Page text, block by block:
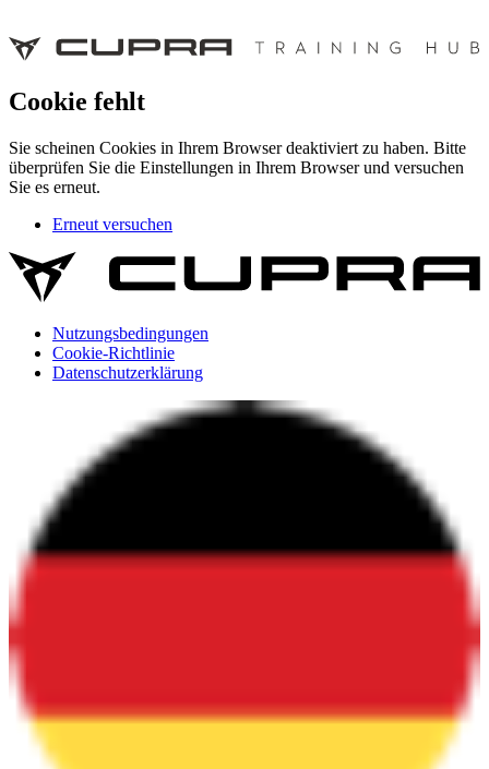
Cookie fehlt
Sie scheinen Cookies in Ihrem Browser deaktiviert zu haben. Bitte
überprüfen Sie die Einstellungen in Ihrem Browser und versuchen
Sie es erneut.
Erneut versuchen
Nutzungsbedingungen
Cookie-Richtlinie
Datenschutzerklärung